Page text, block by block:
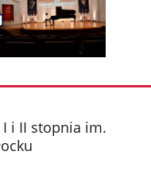
I i II stopnia im.